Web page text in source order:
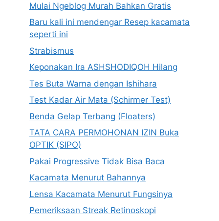
Mulai Ngeblog Murah Bahkan Gratis
Baru kali ini mendengar Resep kacamata
seperti ini
Strabismus
Keponakan Ira ASHSHODIQOH Hilang
Tes Buta Warna dengan Ishihara
Test Kadar Air Mata (Schirmer Test)
Benda Gelap Terbang (Floaters)
TATA CARA PERMOHONAN IZIN Buka
OPTIK (SIPO)
Pakai Progressive Tidak Bisa Baca
Kacamata Menurut Bahannya
Lensa Kacamata Menurut Fungsinya
Pemeriksaan Streak Retinoskopi